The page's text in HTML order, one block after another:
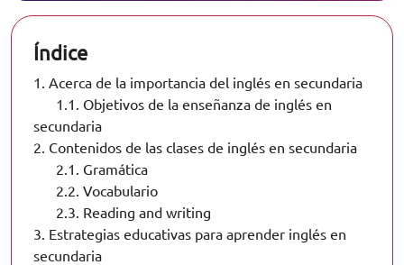
Índice
1.
Acerca de la importancia del inglés en secundaria
1.1.
Objetivos de la enseñanza de inglés en
secundaria
2. Contenidos de las clases de inglés en secundaria
2.1.
Gramática
2.2. Vocabulario
2.3. Reading and writing
3. Estrategias educativas para aprender inglés en
secundaria